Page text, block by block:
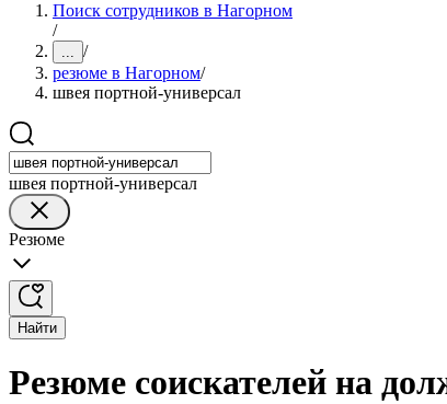
Поиск сотрудников в Нагорном
/
... /
резюме в Нагорном/
швея портной-универсал
швея портной-универсал
Резюме
Найти
Резюме соискателей на